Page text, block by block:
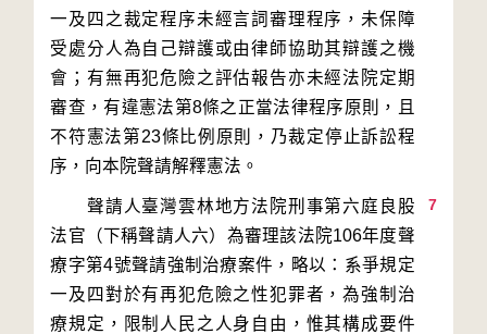
一及四之裁定程序未經言詞審理程序，未保障
受處分人為自己辯護或由律師協助其辯護之機
會；有無再犯危險之評估報告亦未經法院定期
審查，有違憲法第8條之正當法律程序原則，且
不符憲法第23條比例原則，乃裁定停止訴訟程
7
聲請人臺灣雲林地方法院刑事第六庭良股
法官（下稱聲請人六）為審理該法院106年度聲
療字第4號聲請強制治療案件，略以：系爭規定
一及四對於有再犯危險之性犯罪者，為強制治
療規定，限制人民之人身自由，惟其構成要件